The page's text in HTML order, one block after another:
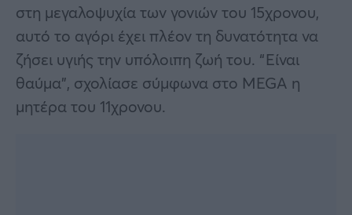
στη μεγαλοψυχία των γονιών του 15χρονου,
αυτό το αγόρι έχει πλέον τη δυνατότητα να
ζήσει υγιής την υπόλοιπη ζωή του. “Είναι
θαύμα”, σχολίασε σύμφωνα στο MEGA η
μητέρα του 11χρονου.